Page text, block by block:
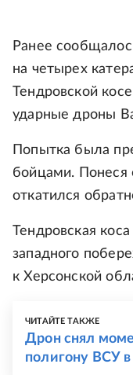
Ранее
на четырех
Тендровской
ударные дроны
Попытка была
бойцами. Понеся
откатился
Тендровская
западного
к Херсонской
ЧИТАЙТЕ ТАКЖЕ
Дрон снял
полигону ВСУ